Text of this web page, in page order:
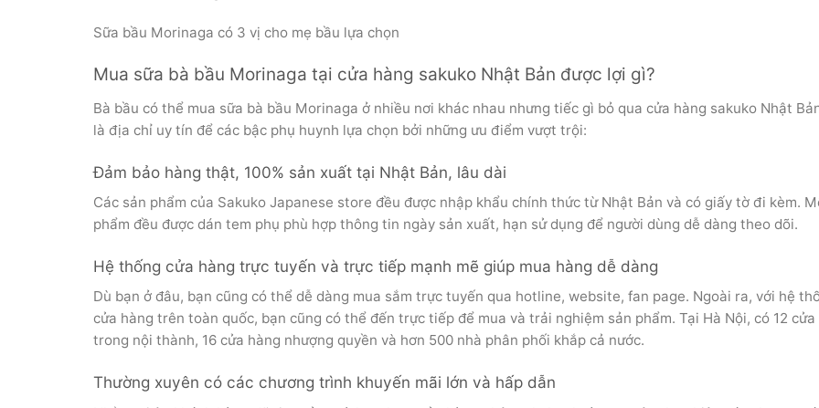
Sữa bầu Morinaga có 3 vị cho mẹ bầu lựa chọn
Mua sữa bà bầu Morinaga tại cửa hàng sakuko Nhật Bản được lợi gì?
Bà bầu có thể mua sữa bà bầu Morinaga ở nhiều nơi khác nhau nhưng tiếc gì bỏ qua cửa hàng sakuko Nhật
là địa chỉ uy tín để các bậc phụ huynh lựa chọn bởi những ưu điểm vượt trội:
Đảm bảo hàng thật, 100% sản xuất tại Nhật Bản, lâu dài
Các sản phẩm của Sakuko Japanese store đều được nhập khẩu chính thức từ Nhật Bản và có giấy tờ đi kèm.
phẩm đều được dán tem phụ phù hợp thông tin ngày sản xuất, hạn sử dụng để người dùng dễ dàng theo dõi.
Hệ thống cửa hàng trực tuyến và trực tiếp mạnh mẽ giúp mua hàng dễ dàng
Dù bạn ở đâu, bạn cũng có thể dễ dàng mua sắm trực tuyến qua hotline, website, fan page. Ngoài ra, với hệ
cửa hàng trên toàn quốc, bạn cũng có thể đến trực tiếp để mua và trải nghiệm sản phẩm. Tại Hà Nội, có 12 cửa
trong nội thành, 16 cửa hàng nhượng quyền và hơn 500 nhà phân phối khắp cả nước.
Thường xuyên có các chương trình khuyến mãi lớn và hấp dẫn